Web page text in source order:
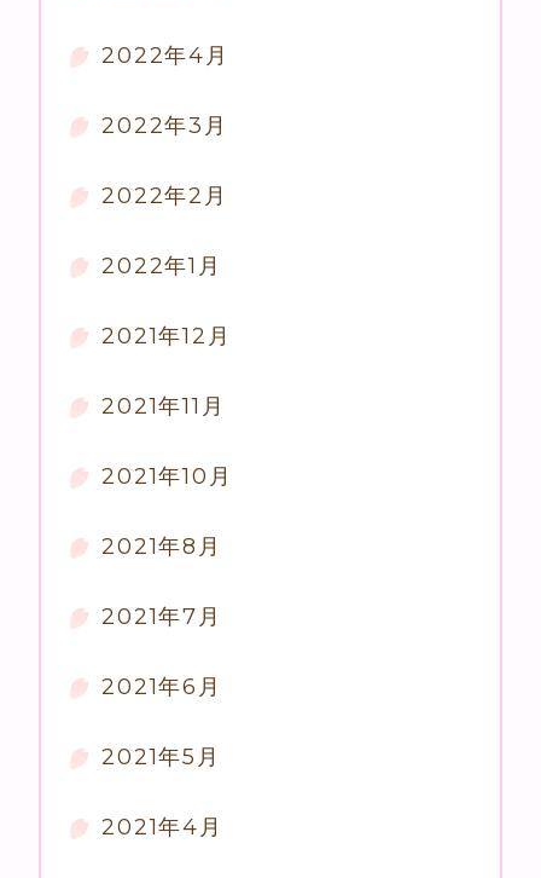
2022年4月
2022年3月
2022年2月
2022年1月
2021年12月
2021年11月
2021年10月
2021年8月
2021年7月
2021年6月
2021年5月
2021年4月